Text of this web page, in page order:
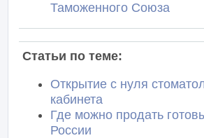
Таможенного Союза
Статьи по теме:
Открытие с нуля
кабинета
Где можно продать
России